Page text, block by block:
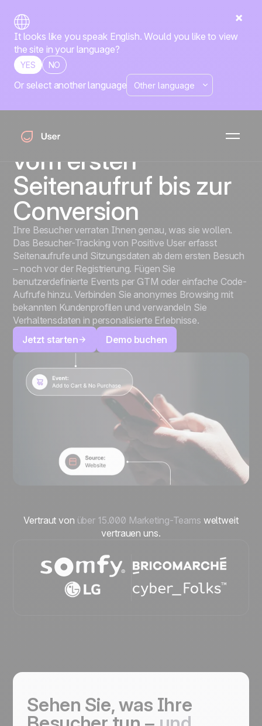
It looks like you speak English. Would you like to view
the site in your language?
YES NO
Or select another language
Besucher-Tracking
Verfolgen Sie jede
Besucher-Journey
vom ersten
Seitenaufruf bis zur
Conversion
Ihre Besucher verraten Ihnen genau, was sie wollen.
Das Besucher-Tracking von Positive User erfasst
Seitenaufrufe und Sitzungsdaten ab dem ersten Besuch
– noch vor der Registrierung. Fügen Sie
benutzerdefinierte Events per GTM oder einfache Code-
Aufrufe hinzu. Verbinden Sie anonymes Browsing mit
bekannten Kundenprofilen und verwandeln Sie
Verhaltensdaten in personalisierte Erlebnisse.
Jetzt starten
Demo buchen
Vertraut von über 15.000 Marketing-Teams weltweit
vertrauen uns.
Sehen Sie, was Ihre